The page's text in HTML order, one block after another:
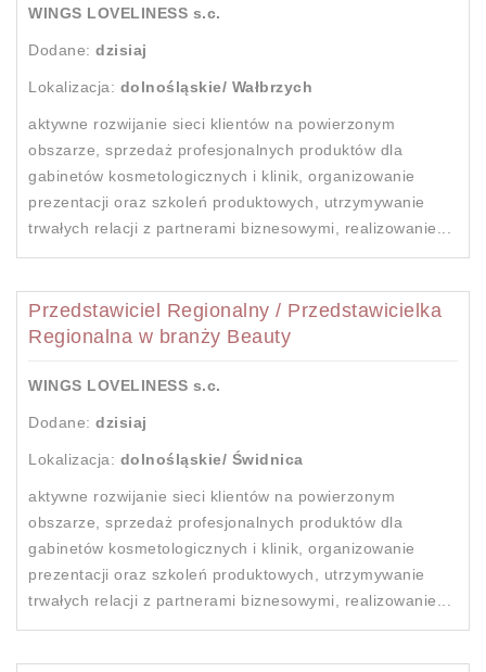
WINGS LOVELINESS s.c.
Dodane: dzisiaj
Lokalizacja: dolnośląskie/ Wałbrzych
aktywne rozwijanie sieci klientów na powierzonym
obszarze, sprzedaż profesjonalnych produktów dla
gabinetów kosmetologicznych i klinik, organizowanie
prezentacji oraz szkoleń produktowych, utrzymywanie
trwałych relacji z partnerami biznesowymi, realizowanie...
Przedstawiciel Regionalny / Przedstawicielka
Regionalna w branży Beauty
WINGS LOVELINESS s.c.
Dodane: dzisiaj
Lokalizacja: dolnośląskie/ Świdnica
aktywne rozwijanie sieci klientów na powierzonym
obszarze, sprzedaż profesjonalnych produktów dla
gabinetów kosmetologicznych i klinik, organizowanie
prezentacji oraz szkoleń produktowych, utrzymywanie
trwałych relacji z partnerami biznesowymi, realizowanie...